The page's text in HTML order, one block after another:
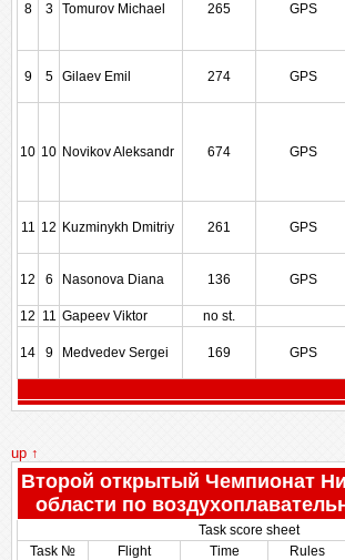
8 3 Tomurov Michael 265 GPS
9 5 Gilaev Emil 274 GPS
10 10 Novikov Aleksandr 674 GPS
11 12 Kuzminykh Dmitriy 261 GPS
12 6 Nasonova Diana 136 GPS
12 11 Gapeev Viktor no st.
14 9 Medvedev Sergei 169 GPS
up ↑
Второй открытый Чемпионат
области по
Task score sheet
Task №
Flight Time Rules